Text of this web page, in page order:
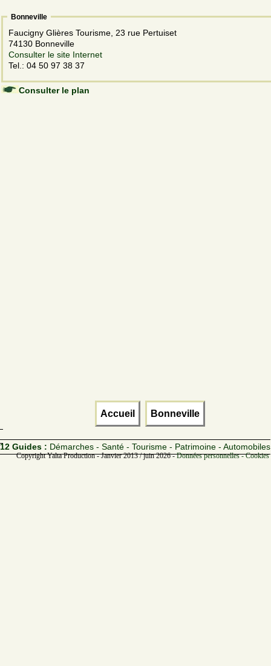
Bonneville
Faucigny Glières Tourisme, 23 rue Pertuiset
74130 Bonneville
Consulter le site Internet
Tel.: 04 50 97 38 37
Consulter le plan
Accueil Bonneville
12 Guides : Démarches - Santé - Tourisme - Patrimoine - Automobiles
Copyright Yalta Production - Janvier 2013 / juin 2026 -Données personnelles -